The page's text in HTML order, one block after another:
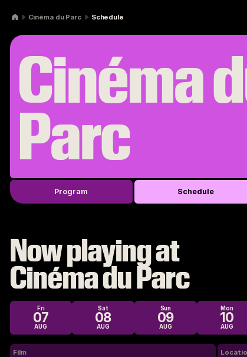
Cinéma du Parc Schedule
Cinéma
Parc
Program Schedule
Now playing at
Cinéma du Parc
Fri
07
AUG
Sat
08
AUG
Sun
09
AUG
Mon
10
AUG
Film